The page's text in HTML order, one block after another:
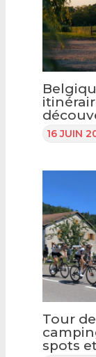
16 JUIN
Tour
spots